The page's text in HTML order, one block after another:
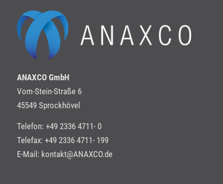
ANAXCO GmbH
Vom-Stein-Straße 6
45549 Sprockhövel
Telefon: +49 2336 4711- 0
Telefax: +49 2336 4711- 199
E-Mail: kontakt@ANAXCO.de